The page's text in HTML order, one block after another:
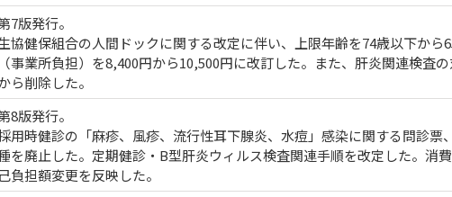
7版発行。
協健保組合の人間ドックに関する改定に伴い、上限年齢を74歳以下から
（事業所負担）を8,400円から10,500円に改訂した。また、肝炎関連検査
ら削除した。
8版発行。
用時健診の「麻疹、風疹、流行性耳下腺炎、水痘」感染に関する問診票
を廃止した。定期健診・B型肝炎ウィルス検査関連手順を改定した。消
己負担額変更を反映した。